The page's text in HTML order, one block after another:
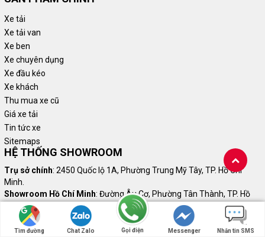
Xe tải
Xe tải van
Xe ben
Xe chuyên dụng
Xe đầu kéo
Xe khách
Thu mua xe cũ
Giá xe tải
Tin tức xe
Sitemaps
HỆ THỐNG SHOWROOM
Trụ sở chính: 2450 Quốc lộ 1A, Phường Trung Mỹ Tây, TP. Hồ Chí
Minh.
Showroom Hồ Chí Minh: Đường Âu Cơ, Phường Tân Thành, TP. Hồ
Chí Minh.
Showroom Hà Nội: Tòa B, IA20 Ciputra, Phường Phú Thượng, TP. Hà
Nội.Tìm đường Chat Zalo Gọi điện Messenger Nhắn tin SMS